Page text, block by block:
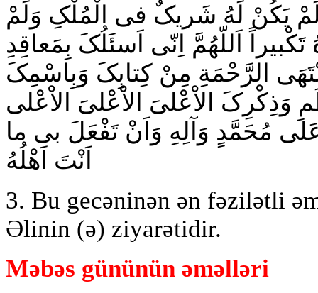
یَکُنْ لَهُ شَریکٌ فى الْمُلْکِ وَلَمْ
اَللّهُمَّ اِنّى اَسئَلُکَ بِمَعاقِدِ
الرَّحْمَةِ مِنْ کِتابِکَ وَبِاسْمِکَ
وَذِکْرِکَ الاْعْلىَ الاْعْلىَ الاْعْلى
مُحَمَّدٍ وَآلِهِ وَاَنْ تَفْعَلَ بى ما
اَنْتَ اَهْلُهُ
3. Bu gecəninən ən fəzilətli
Əlinin (ə) ziyarətidir.
Məbəs gününün əməlləri